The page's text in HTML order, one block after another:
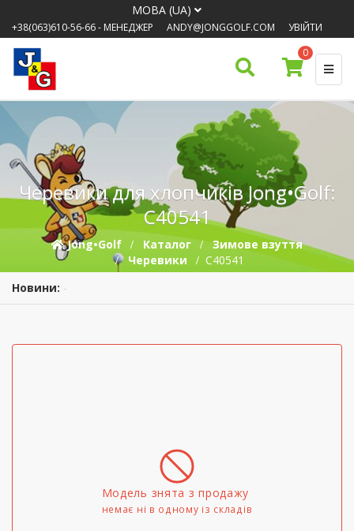
МОВА (UA)
+38(063)610-56-66- МЕНЕДЖЕР ANDY@JONGGOLF.COM
УВІЙТИ
0
Черевики для хлопчиків Jong•Golf:
C40541
Jong•Golf Каталог
Зимове взуття
Черевики
C40541
Новини: -
Модель знята з продажу
немає ні в одному iз складів